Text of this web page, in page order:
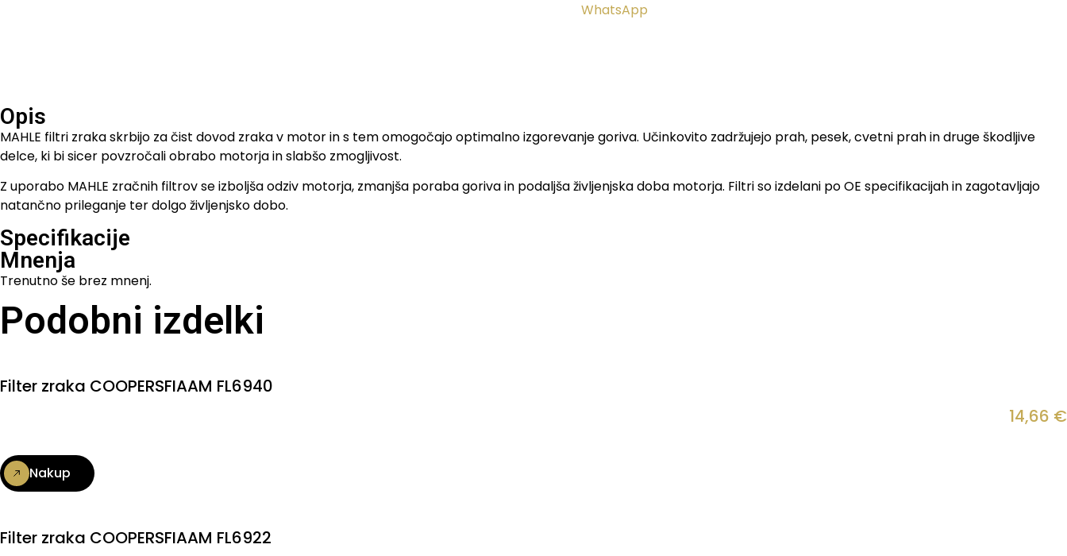
WhatsApp
Opis
MAHLE filtri zraka skrbijo za čist dovod zraka v motor in s tem omogočajo optimalno izgorevanje goriva. Učinkovito zadržujejo prah, pesek, cvetni prah in druge škodljive
delce, ki bi sicer povzročali obrabo motorja in slabšo zmogljivost.
Z uporabo MAHLE zračnih filtrov se izboljša odziv motorja, zmanjša poraba goriva in podaljša življenjska doba motorja. Filtri so izdelani po OE specifikacijah in zagotavljajo
natančno prileganje ter dolgo življenjsko dobo.
Specifikacije
Mnenja
Trenutno še brez mnenj.
Podobni izdelki
Filter zraka COOPERSFIAAM FL6940
14,66 €
Nakup
Filter zraka COOPERSFIAAM FL6922